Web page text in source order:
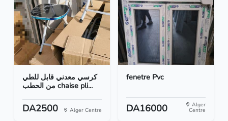
كرسي معدني قابل للطي
من الحطب chaise pli...
DA2500 Alger Centre
fenetre Pvc
DA16000 Alger
Centre